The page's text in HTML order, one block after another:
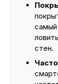
стен.